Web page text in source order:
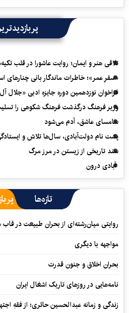
تلاقی هنر و ایمان؛ روایت عاشورا در قلب
«سفرِ عمر»؛ خاطرات ماندگار بانی چنارهای
فراخوان نوزدهمین دوره جایزه ادبی «جلال
وزیر فرهنگ درگذشت فرهنگ شکوهی را
سامسای عاشق، آدم می‌شود
پشت نام دولت‌آبادی، سال‌ها تلاش و
سند تاریخی از زیستن در مرز مرگ
آبادی درون
تازه‌ها
روایتی میان‌رشته‌ای از بحران طبیعت در قاب
مواجهه با دیگری
بحران اخلاق و جنون قدرت
نامه‌هایی در روزهای تاریک اشغال ایران
زندگی و زمانه عبدالحسین حائری؛ از فقهِ